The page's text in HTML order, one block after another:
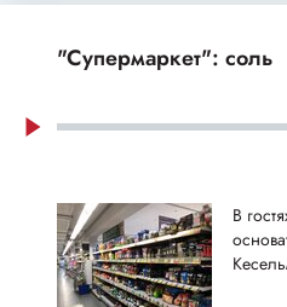
"Супермаркет": соль
В